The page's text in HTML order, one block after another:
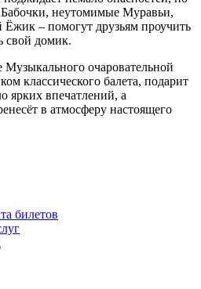
неутомимые Муравьи,
Ёжик – помогут друзьям проучить
свой домик.
Музыкального очаровательной
классического балета, подарит
ярких впечатлений, а
в атмосферу настоящего
билетов